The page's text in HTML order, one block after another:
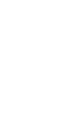
y Familia
U. de
en el Maule